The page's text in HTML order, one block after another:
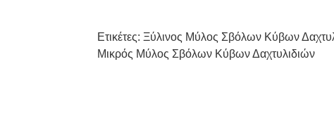
Ετικέτες: Ξύλινος Μύλος Σβόλων Κύβων
Μικρός Μύλος Σβόλων Κύβων Δαχτυλιδιών